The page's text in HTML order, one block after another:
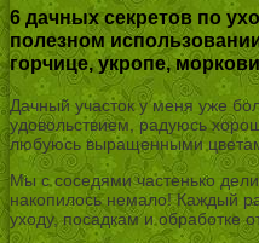
6 дачных секретов по
полезном
горчице, укропе,
Дачный участок у меня уже
удовольствием, радуюсь
любуюсь выращенными
Мы с соседями частенько
накопилось немало! Каждый
уходу, посадкам и обработке